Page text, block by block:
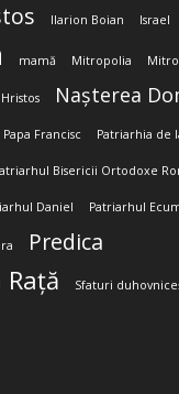
Ilarion Boian Israel
mamă Mitropolia
Nașterea
Papa Francisc Patriarhia de
Bisericii Ortodoxe
Daniel Patriarhul
Predica
Sfaturi